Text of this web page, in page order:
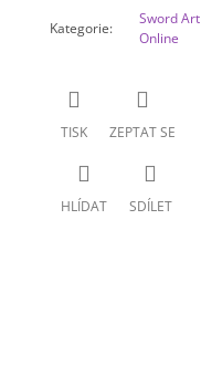
Kategorie:
Sword Art
Online
TISK ZEPTAT SE
HLÍDAT SDÍLET